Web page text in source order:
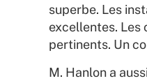
superbe. Les
excellentes. Les
pertinents. Un
M. Hanlon a